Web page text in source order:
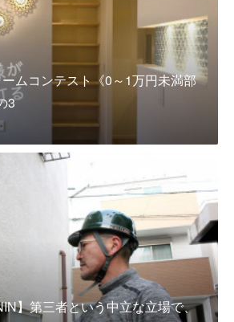
ムコンテスト《0～1万円未満部
3
】第三者という中立な立場で、